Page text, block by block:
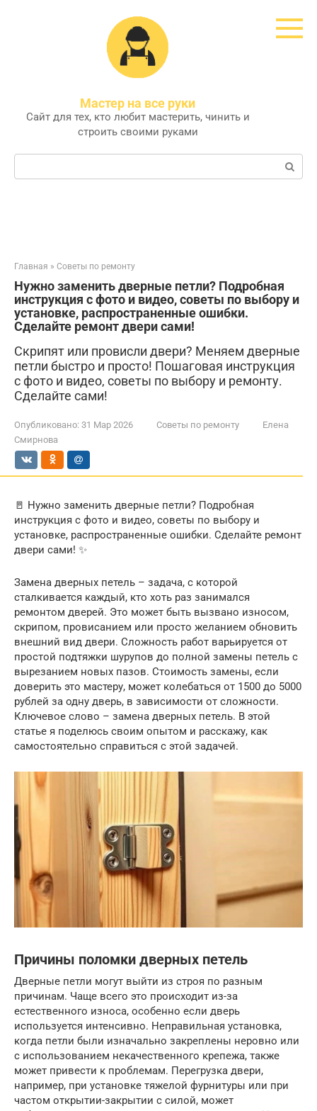
Мастер на все руки
Сайт для тех, кто любит мастерить, чинить и
строить своими руками
Поиск:
Главная » Советы по ремонту
Нужно заменить дверные петли? Подробная
инструкция с фото и видео, советы по выбору и
установке, распространенные ошибки.
Сделайте ремонт двери сами!
Скрипят или провисли двери? Меняем дверные
петли быстро и просто! Пошаговая инструкция
с фото и видео, советы по выбору и ремонту.
Сделайте сами!
Опубликовано: 31 Мар 2026 Советы по ремонту
Елена
Смирнова
🚪 Нужно заменить дверные петли? Подробная
инструкция с фото и видео, советы по выбору и
установке, распространенные ошибки. Сделайте ремонт
двери сами! ✨
Замена дверных петель – задача, с которой
сталкивается каждый, кто хоть раз занимался
ремонтом дверей. Это может быть вызвано износом,
скрипом, провисанием или просто желанием обновить
внешний вид двери. Сложность работ варьируется от
простой подтяжки шурупов до полной замены петель с
вырезанием новых пазов. Стоимость замены, если
доверить это мастеру, может колебаться от 1500 до 5000
рублей за одну дверь, в зависимости от сложности.
Ключевое слово – замена дверных петель. В этой
статье я поделюсь своим опытом и расскажу, как
самостоятельно справиться с этой задачей.
Причины поломки дверных петель
Дверные петли могут выйти из строя по разным
причинам. Чаще всего это происходит из-за
естественного износа, особенно если дверь
используется интенсивно. Неправильная установка,
когда петли были изначально закреплены неровно или
с использованием некачественного крепежа, также
может привести к проблемам. Перегрузка двери,
например, при установке тяжелой фурнитуры или при
частом открытии-закрытии с силой, может